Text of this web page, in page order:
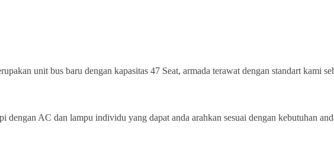
unit bus baru dengan kapasitas 47 Seat, armada terawat dengan standart kami
AC dan lampu individu yang dapat anda arahkan sesuai dengan kebutuhan